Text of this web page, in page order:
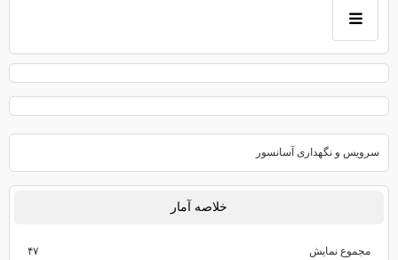
سرویس و نگهداری آسانسور
خلاصه آمار
مجموع نمایش‌ ۴۷